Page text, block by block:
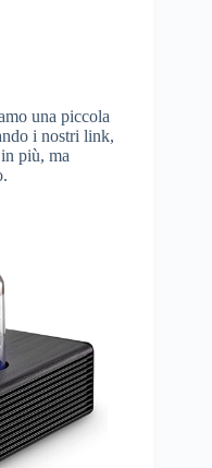
una piccola
i nostri link,
più, ma